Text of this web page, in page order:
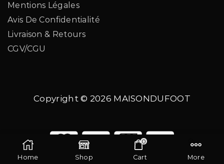
Mentions Légales
Avis De Confidentialité
Livraison & Retours
CGV/CGU
Copyright © 2026 MAISONDUFOOT
Home Shop
0
Cart More